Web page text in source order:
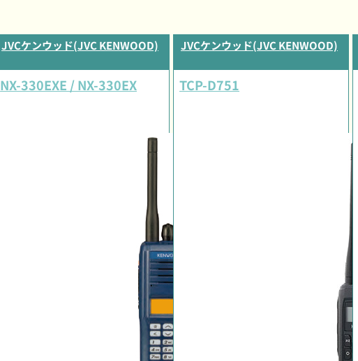
JVCケンウッド(JVC KENWOOD)
NX-330EXE / NX-330EX
JVCケンウッド(JVC KENWOOD)
TCP-D751